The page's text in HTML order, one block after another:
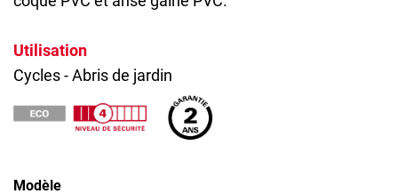
Utilisation
Cycles - Abris de jardin
Modèle